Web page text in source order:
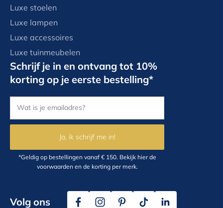
Luxe stoelen
Luxe lampen
Luxe accessoires
Luxe tuinmeubelen
Schrijf je in en ontvang tot 10%
korting op je eerste bestelling*
Ja, ik schrijf me in!
*Geldig op bestellingen vanaf € 150. Bekijk hierde
voorwaarden en de korting per merk.
Volg ons